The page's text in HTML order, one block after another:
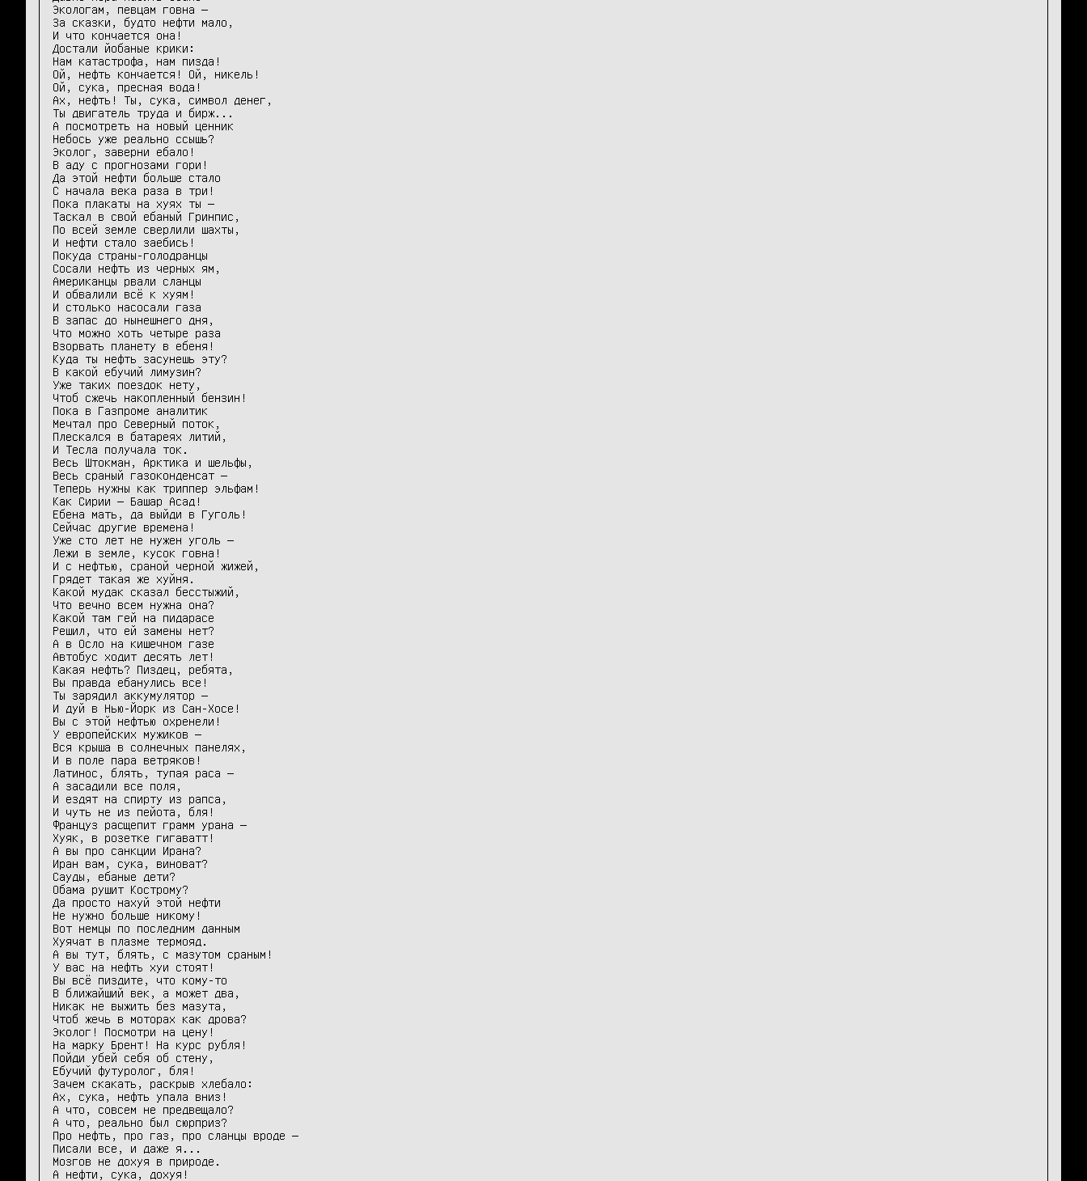
Экологам, певцам говна —
За сказки, будто нефти мало,
И что кончается она!
Достали йобаные крики:
Нам катастрофа, нам пизда!
Ой, нефть кончается! Ой, никель!
Ой, сука, пресная вода!
Ах, нефть! Ты, сука, символ денег,
Ты двигатель труда и бирж...
А посмотреть на новый ценник
Небось уже реально ссышь?
Эколог, заверни ебало!
В аду с прогнозами гори!
Да этой нефти больше стало
С начала века раза в три!
Пока плакаты на хуях ты —
Таскал в свой ебаный Гринпис,
По всей земле сверлили шахты,
И нефти стало заебись!
Покуда страны-голодранцы
Сосали нефть из черных ям,
Американцы рвали сланцы
И обвалили всё к хуям!
И столько насосали газа
В запас до нынешнего дня,
Что можно хоть четыре раза
Взорвать планету в ебеня!
Куда ты нефть засунешь эту?
В какой ебучий лимузин?
Уже таких поездок нету,
Чтоб сжечь накопленный бензин!
Пока в Газпроме аналитик
Мечтал про Северный поток,
Плескался в батареях литий,
И Тесла получала ток.
Весь Штокман, Арктика и шельфы,
Весь сраный газоконденсат —
Теперь нужны как триппер эльфам!
Как Сирии — Башар Асад!
Ебена мать, да выйди в Гуголь!
Сейчас другие времена!
Уже сто лет не нужен уголь —
Лежи в земле, кусок говна!
И с нефтью, сраной черной жижей,
Грядет такая же хуйня.
Какой мудак сказал бесстыжий,
Что вечно всем нужна она?
Какой там гей на пидарасе
Решил, что ей замены нет?
А в Осло на кишечном газе
Автобус ходит десять лет!
Какая нефть? Пиздец, ребята,
Вы правда ебанулись все!
Ты зарядил аккумулятор —
И дуй в Нью-Йорк из Сан-Хосе!
Вы с этой нефтью охренели!
У европейских мужиков —
Вся крыша в солнечных панелях,
И в поле пара ветряков!
Латинос, блять, тупая раса —
А засадили все поля,
И ездят на спирту из рапса,
И чуть не из пейота, бля!
Француз расщепит грамм урана —
Хуяк, в розетке гигаватт!
А вы про санкции Ирана?
Иран вам, сука, виноват?
Сауды, ебаные дети?
Обама рушит Кострому?
Да просто нахуй этой нефти
Не нужно больше никому!
Вот немцы по последним данным
Хуячат в плазме термояд.
А вы тут, блять, с мазутом сраным!
У вас на нефть хуи стоят!
Вы всё пиздите, что кому-то
В ближайший век, а может два,
Никак не выжить без мазута,
Чтоб жечь в моторах как дрова?
Эколог! Посмотри на цену!
На марку Брент! На курс рубля!
Пойди убей себя об стену,
Ебучий футуролог, бля!
Зачем скакать, раскрыв хлебало:
Ах, сука, нефть упала вниз!
А что, совсем не предвещало?
А что, реально был сюрприз?
Про нефть, про газ, про сланцы вроде —
Писали все, и даже я...
Мозгов не дохуя в природе.
А нефти, сука, дохуя!